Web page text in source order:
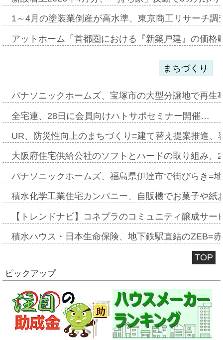
1～4月の塗装業倒産が高水準、東京商工リサーチ
アットホーム「首都圏における『新築戸建』の価
まちづくり
パナソニックホームズ、宝塚市の大型分譲地で再
全宅連、28日に会員向けハトサポセミナー開催…
UR、防災性向上のまちづくり=建て替え提案推進
大阪府住宅供給公社のソフトとハードの取り組み
パナソニックホームズ、福島県伊達市で街びらき=
積水化学工業住宅カンパニー、自販機でお菓子や
【トレンドナビ】コネプラのコミュニティ醸成サ
積水ハウス・日本生命保険、地下鉄駅直結のZEB=
TOP
ピックアップ